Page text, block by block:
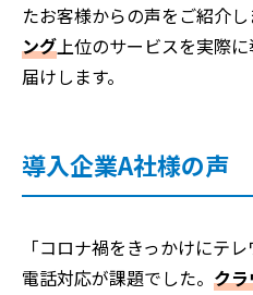
たお客様からの声をご紹介し
ング 上位のサービスを実際
届けします。
導入企業A社様の声
「コロナ禍をきっかけにテ
電話対応が課題でした。 ク